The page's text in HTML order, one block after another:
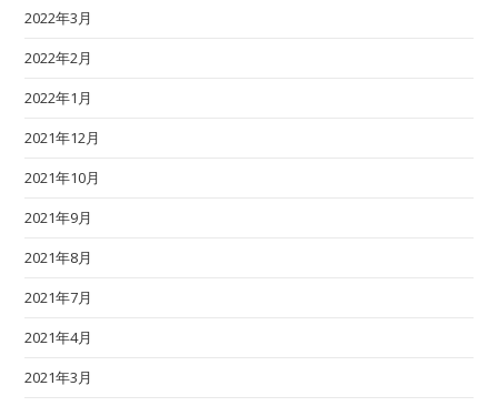
2022年3月
2022年2月
2022年1月
2021年12月
2021年10月
2021年9月
2021年8月
2021年7月
2021年4月
2021年3月